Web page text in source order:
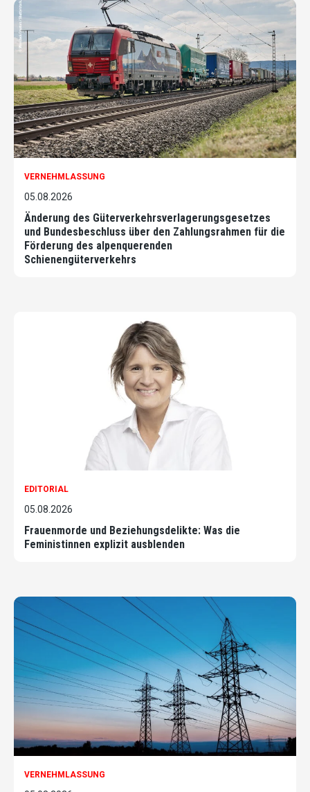
VERNEHMLASSUNG
05.08.2026
Änderung des Güterverkehrsverlagerungsgesetzes
und Bundesbeschluss über den Zahlungsrahmen für die
Förderung des alpenquerenden
Schienengüterverkehrs
EDITORIAL
05.08.2026
Frauenmorde und Beziehungsdelikte: Was die
Feministinnen explizit ausblenden
VERNEHMLASSUNG